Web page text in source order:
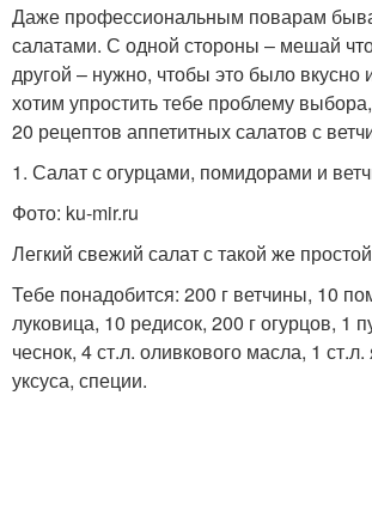
Даже профессиональным поварам
салатами. С одной стороны – мешай
другой – нужно, чтобы это было
хотим упростить тебе проблему
20 рецептов аппетитных салатов с
1. Салат с огурцами, помидорами и
Фото: ku-mir.ru
Легкий свежий салат с такой же
Тебе понадобится: 200 г ветчины, 10
луковица, 10 редисок, 200 г огурцов, 1
чеснок, 4 ст.л. оливкового масла, 1 ст.л.
уксуса, специи.